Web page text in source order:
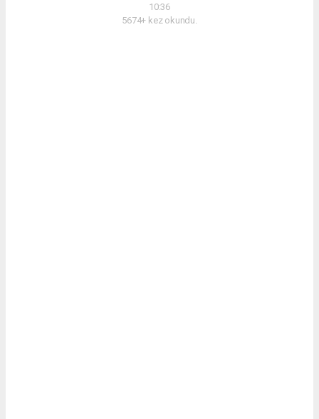
10:36
5674+ kez okundu.